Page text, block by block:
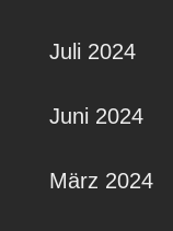
Juli 2024
Juni 2024
März 2024